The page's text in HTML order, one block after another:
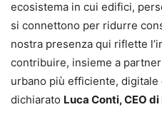
ecosistema in cui edifici,
si connettono per ridurre
nostra presenza qui riflette
contribuire, insieme a
urbano più efficiente, digitale
dichiarato Luca Conti, CEO di